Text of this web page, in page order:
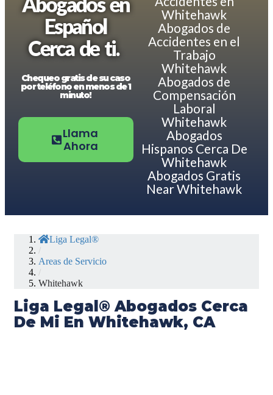
Español
Cerca de ti.
Chequeo gratis de su caso
por teléfono en menos de 1
minuto!
Llama
Ahora
Whitehawk
Abogados de
Accidentes en el
Trabajo
Whitehawk
Abogados de
Compensación
Laboral
Whitehawk
Abogados
Hispanos Cerca De
Whitehawk
Abogados Gratis
Near Whitehawk
Liga Legal®
/
Areas de Servicio
/
Whitehawk
Liga Legal® Abogados Cerca
De Mi En Whitehawk, CA